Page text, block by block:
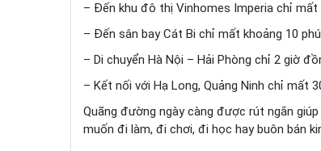
– Đến khu đô thị Vinhomes Imperia chỉ mất
– Đến sân bay Cát Bi chỉ mất khoảng 10
– Di chuyển Hà Nội – Hải Phòng chỉ 2 giờ
– Kết nối với Hạ Long, Quảng Ninh chỉ mất
Quãng đường ngày càng được rút ngắn
muốn đi làm, đi chơi, đi học hay buôn bán